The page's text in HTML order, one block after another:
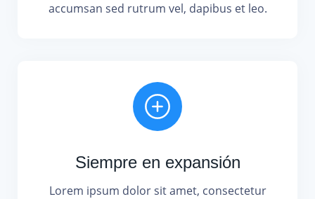
accumsan sed rutrum vel, dapibus et leo.
Siempre en expansión
Lorem ipsum dolor sit amet, consectetur